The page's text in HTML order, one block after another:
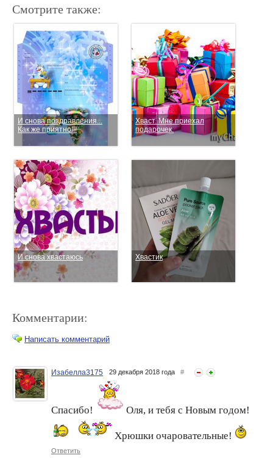
Смотрите также:
И снова поздравления...
Как же приятно!!!
Хваст. Мне приехал
подарочек.
И снова хвастаюсь Хвастик
Хвастаюсь)))
Комментарии:
Написать комментарий
Изабелла3175 29 декабря 2018 года #
Спасибо! Оля, и тебя с Новым годом!
Хрюшки очаровательные!
Ответить